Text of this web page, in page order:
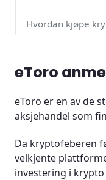
Hvordan kjøpe
Kan jeg sende
Andre
Hva er
eToro
eToro er en av de
aksjehandel som
Da kryptofeberen
velkjente
investering i krypto